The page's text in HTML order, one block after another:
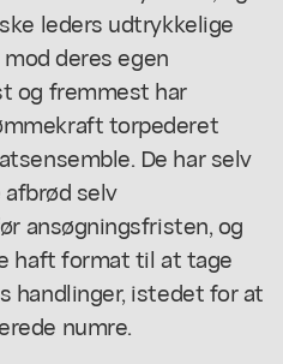
leders udtrykkelige
deres egen
og fremmest har
torpederet
De har selv
selv
ansøgningsfristen, og
haft format til at tage
handlinger, istedet for at
numre.